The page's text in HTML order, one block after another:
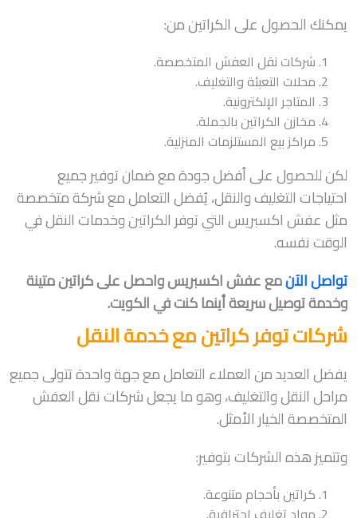
يمكنك الحصول على الكراتين من:
شركات نقل العفش المتخصصة.
محلات التعبئة والتغليف.
المتاجر الإلكترونية.
مخازن الكراتين بالجملة.
مراكز بيع المستلزمات المنزلية.
لكن للحصول على أفضل جودة مع ضمان توفير جميع
احتياجات التغليف والنقل، يُفضل التعامل مع شركة متخصصة
مثل عفش اكسبريس التي توفر الكراتين وخدمات النقل في
الوقت نفسه.
تواصل الآنمع عفش اكسبريس واحصل على كراتين متينة
وخدمة توصيل سريعة أينما كنت في الكويت.
شركات توفر كراتين مع خدمة النقل
يفضل العديد من العملاء التعامل مع جهة واحدة تتولى جميع
مراحل النقل والتغليف، وهو ما يجعل شركات نقل العفش
المتخصصة الخيار الأمثل.
وتتميز هذه الشركات بتوفير:
كراتين بأحجام متنوعة.